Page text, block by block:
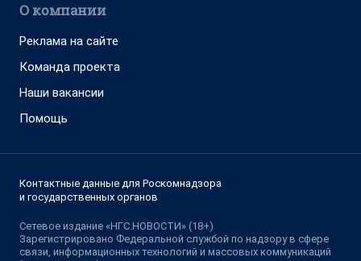
О компании
Реклама на сайте
Команда проекта
Наши вакансии
Помощь
Контактные данные для Роскомнадзора
и государственных органов
Сетевое издание «НГС.НОВОСТИ» (18+)
Зарегистрировано Федеральной службой по надзору в сфере
связи, информационных технологий и массовых коммуникаций